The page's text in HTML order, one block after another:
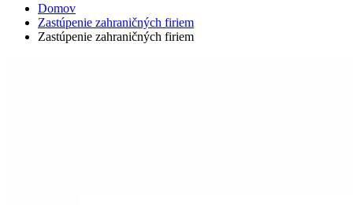
Domov
Zastúpenie zahraničných firiem
Zastúpenie zahraničných firiem